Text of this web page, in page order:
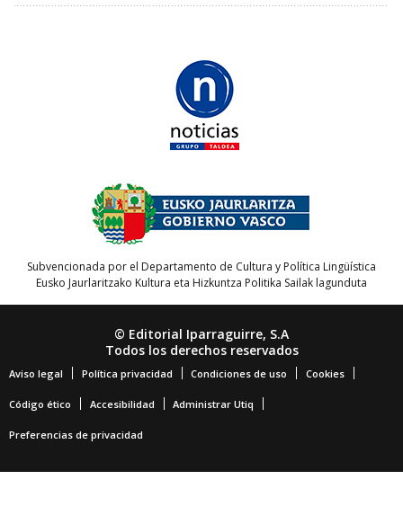
Subvencionada por el Departamento de Cultura y Política Lingüística
Eusko Jaurlaritzako Kultura eta Hizkuntza Politika Sailak lagunduta
© Editorial Iparraguirre, S.A
Todos los derechos reservados
Aviso legal Política privacidad Condiciones de uso Cookies
Código ético Accesibilidad Administrar Utiq
Preferencias de privacidad